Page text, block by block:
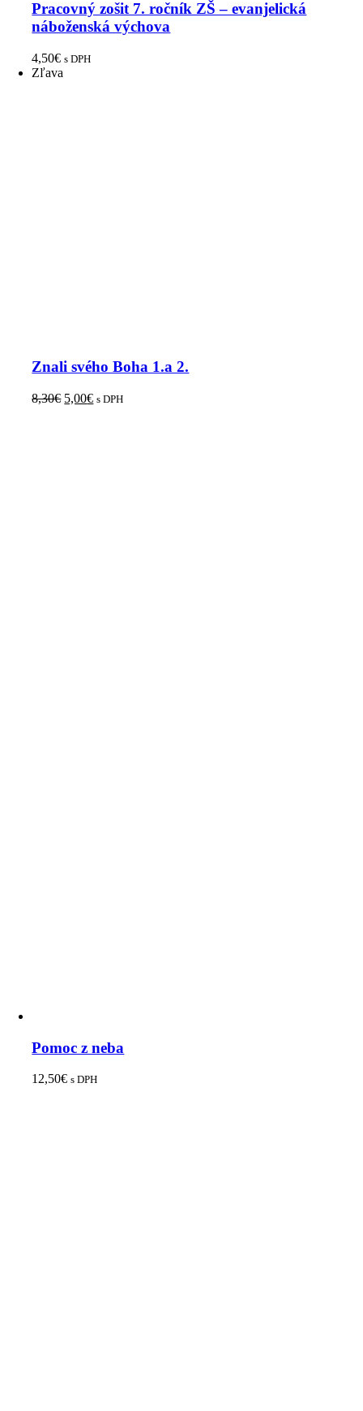
Pracovný zošit 7. ročník ZŠ – evanjelická
náboženská výchova
4,50€ s DPH
Zľava
Znali svého Boha 1.a 2.
8,30€ 5,00€ s DPH
Pomoc z neba
12,50€ s DPH